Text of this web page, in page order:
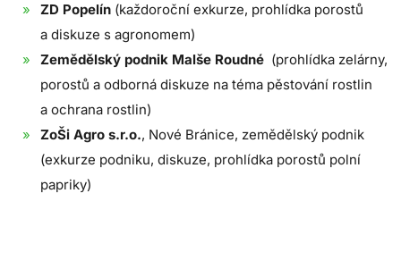
ZD Popelín (každoroční exkurze, prohlídka porostů
a diskuze s agronomem)
Zemědělský podnik Malše Roudné (prohlídka zelárny,
porostů a odborná diskuze na téma pěstování rostlin
a ochrana rostlin)
ZoŠi Agro s.r.o., Nové Bránice, zemědělský podnik
(exkurze podniku, diskuze, prohlídka porostů polní
papriky)